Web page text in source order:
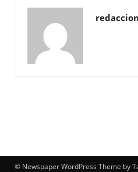
redaccion
© Newspaper WordPress Theme by